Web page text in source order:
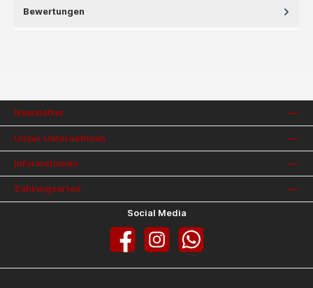
Bewertungen
Newsletter
Unser Unternehmen
Informationen
Zahlungsarten
Social Media
Facebook InstagramWhatsApp